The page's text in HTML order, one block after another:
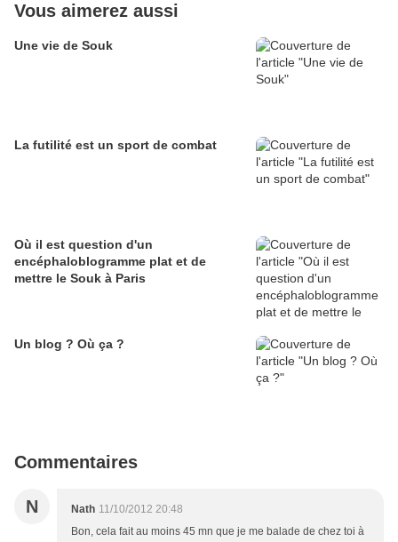
Vous aimerez aussi
Une vie de Souk
La futilité est un sport de combat
Où il est question d'un
encéphaloblogramme plat et de
mettre le Souk à Paris
Un blog ? Où ça ?
Commentaires
N Nath 11/10/2012 20:48
Bon, cela fait au moins 45 mn que je me balade de chez toi à